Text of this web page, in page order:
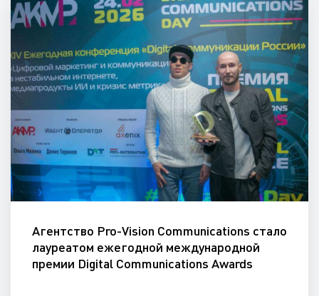
Агентство Pro-Vision Communications стало
лауреатом ежегодной международной
премии Digital Communications Awards